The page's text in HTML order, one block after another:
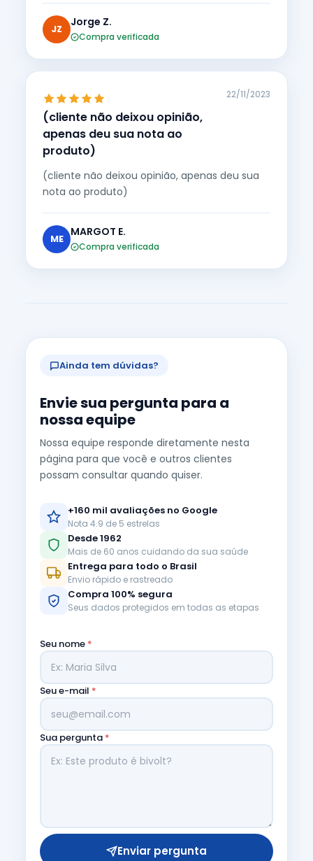
JZ
Jorge Z.
Compra verificada
(cliente não deixou opinião,
apenas deu sua nota ao
produto)
22/11/2023
(cliente não deixou opinião, apenas deu sua
nota ao produto)
ME
MARGOT E.
Compra verificada
Ainda tem dúvidas?
Envie sua pergunta para a
nossa equipe
Nossa equipe responde diretamente nesta
página para que você e outros clientes
possam consultar quando quiser.
+160 mil avaliações no Google
Nota 4.9 de 5 estrelas
Desde 1962
Mais de 60 anos cuidando da sua saúde
Entrega para todo o Brasil
Envio rápido e rastreado
Compra 100% segura
Seus dados protegidos em todas as etapas
Seu nome *
Seu e-mail *
Sua pergunta *
Enviar pergunta